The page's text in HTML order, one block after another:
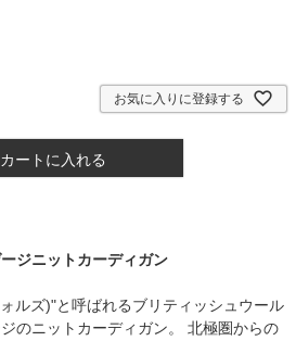
お気に入りに登録する
カートに入れる
ジニットカーディガン
ルズ)"と呼ばれるブリティッシュウール
のニットカーディガン。 北極圏からの